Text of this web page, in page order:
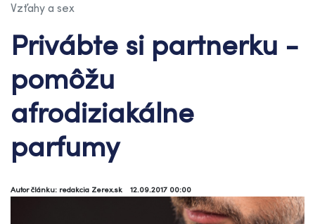
Vzťahy a sex
Privábte si partnerku -
pomôžu
afrodiziakálne
parfumy
Autor článku: redakcia Zerex.sk 12.09.2017 00:00